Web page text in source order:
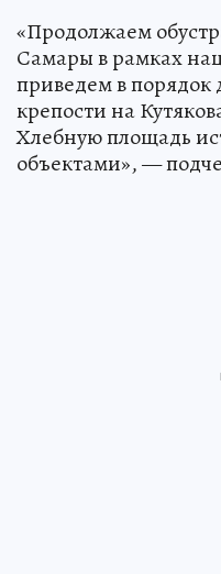
«Продолжаем
Самары в рамках
приведем в
крепости на
Хлебную площадь
объектами», —